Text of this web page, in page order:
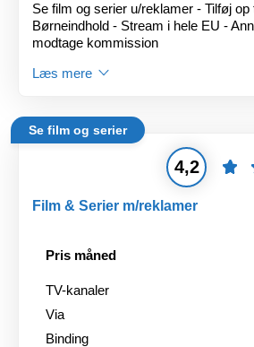
Se film og serier u/reklamer - Tilføj op
Børneindhold - Stream i hele EU -
modtage kommission
Læs mere
Se film og serier
Film & Serier m/reklamer
4,2
Pris måned
TV-kanaler
Via
Binding